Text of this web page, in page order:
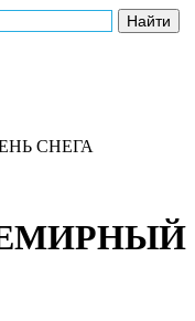
СНЕГА